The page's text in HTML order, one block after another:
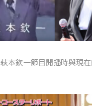
萩本欽一節目開播時與現